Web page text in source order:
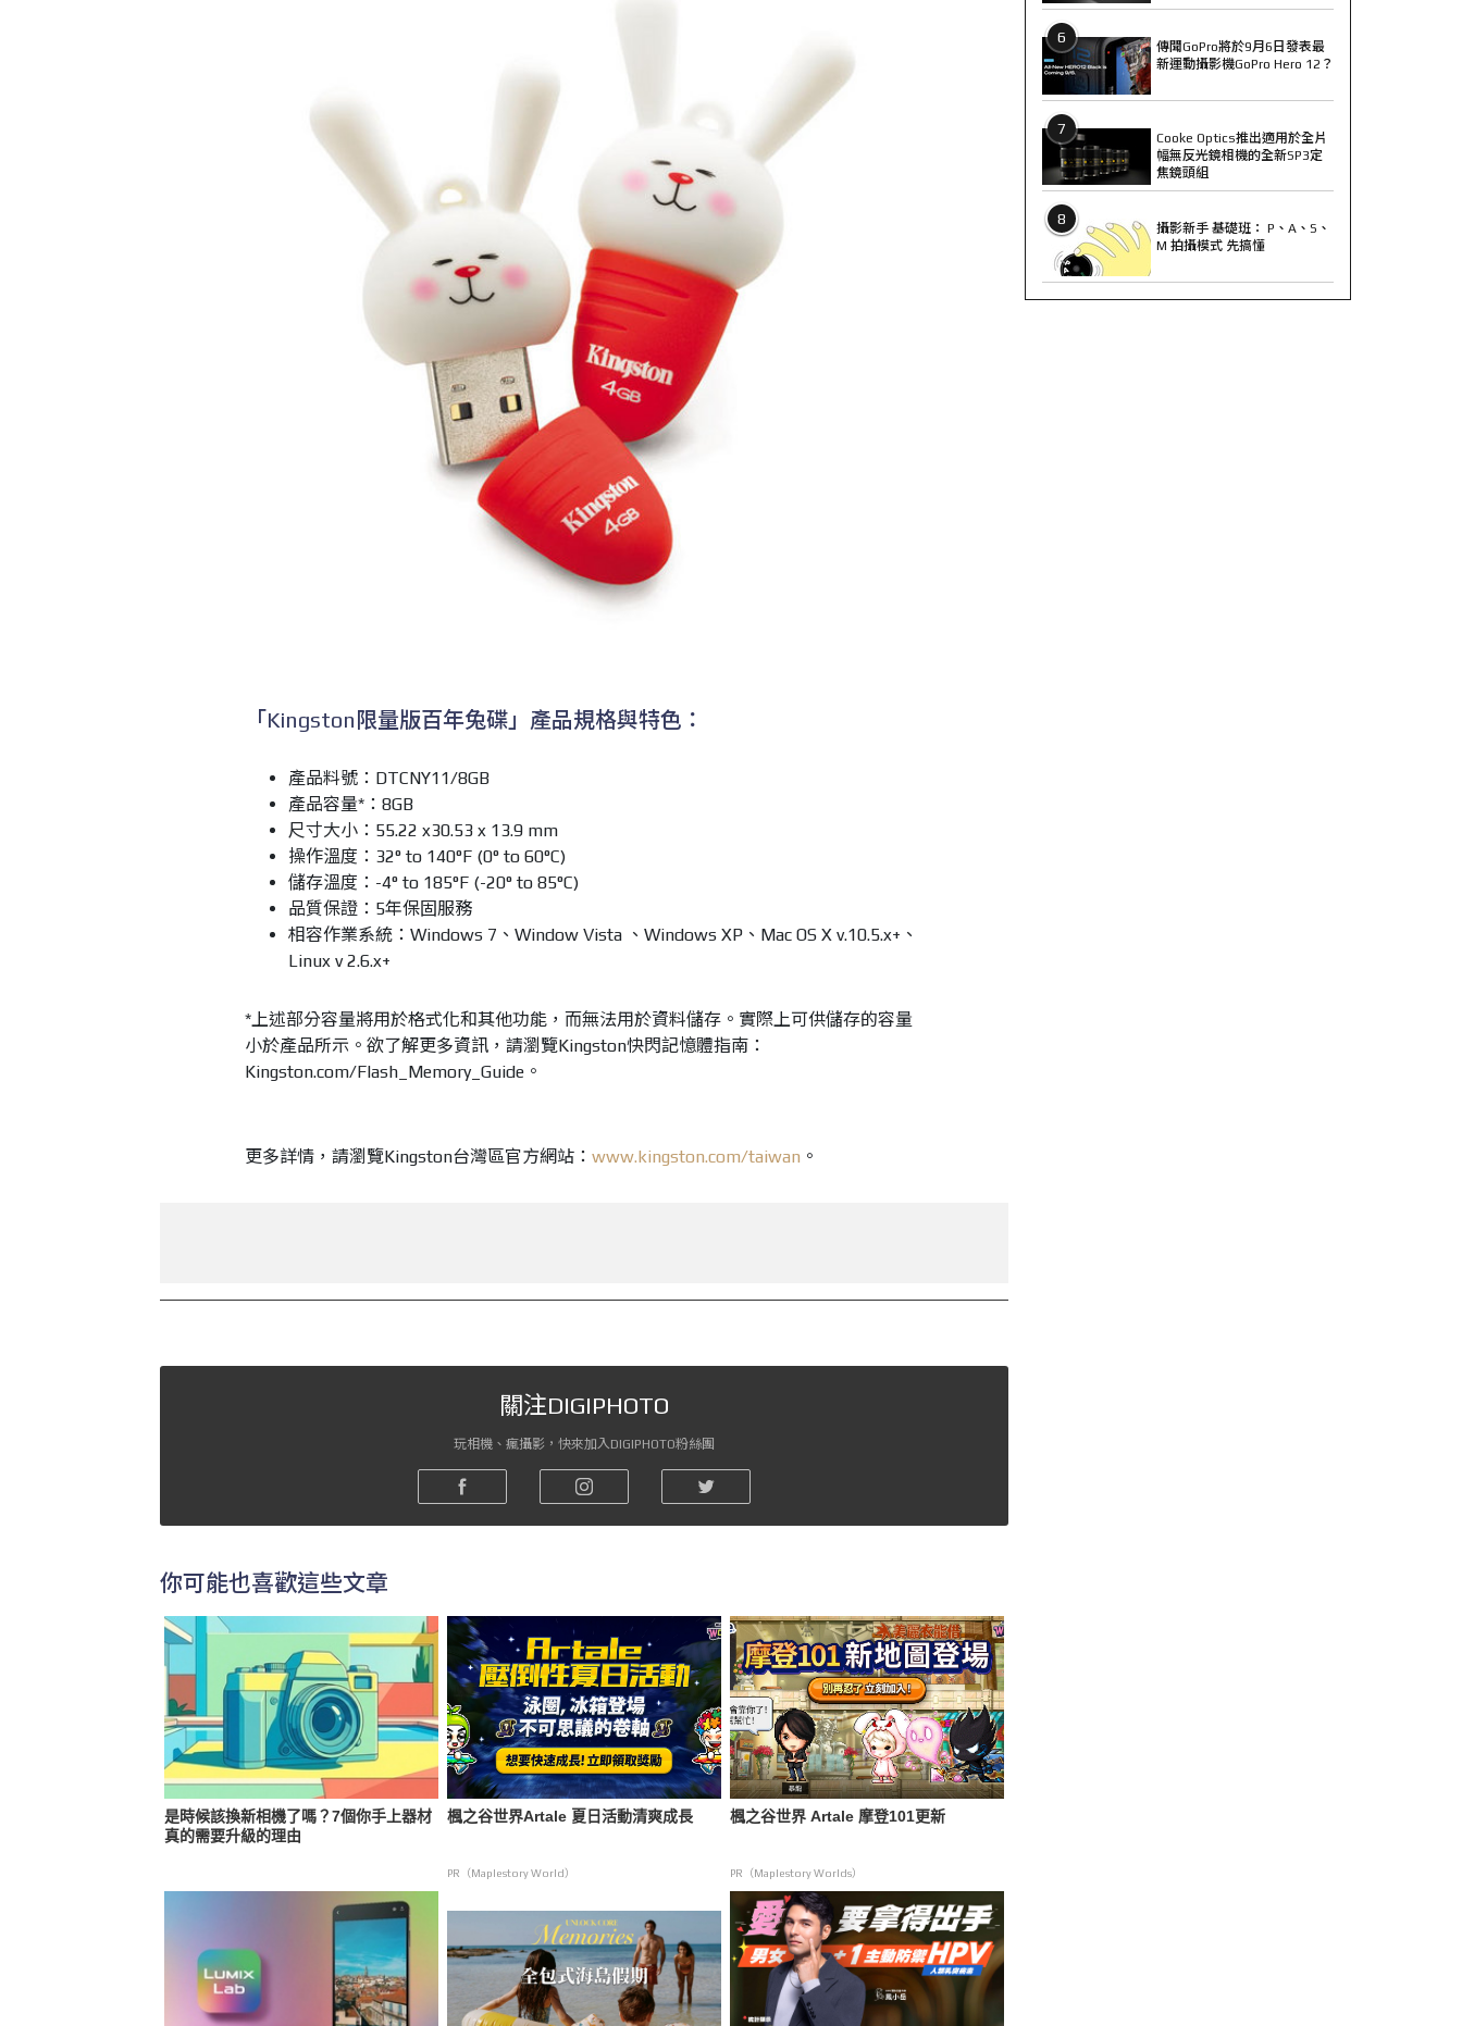
「Kingston限量版百年兔碟」產品規格與特色：
產品料號：DTCNY11/8GB
產品容量*：8GB
尺寸大小：55.22 x30.53 x 13.9 mm
操作溫度：32° to 140°F (0° to 60°C)
儲存溫度：-4° to 185°F (-20° to 85°C)
品質保證：5年保固服務
相容作業系統：Windows 7、Window Vista 、Windows XP、Mac OS X v.10.5.x+、
Linux v 2.6.x+
*上述部分容量將用於格式化和其他功能，而無法用於資料儲存。實際上可供儲存的容量
小於產品所示。欲了解更多資訊，請瀏覽Kingston快閃記憶體指南：
Kingston.com/Flash_Memory_Guide。
更多詳情，請瀏覽Kingston台灣區官方網站： www.kingston.com/taiwan 。
關注DIGIPHOTO
玩相機、瘋攝影，快來加入DIGIPHOTO粉絲團
你可能也喜歡這些文章
是時候該換新相機了嗎？7個你手上器材
真的需要升級的理由
楓之谷世界Artale 夏日活動清爽成長
PR（Maplestory World）
楓之谷世界 Artale 摩登101更新
PR（Maplestory Worlds）
6
傳聞GoPro將於9月6日發表最
新運動攝影機GoPro Hero 12？
7
Cooke Optics推出適用於全片
幅無反光鏡相機的全新SP3定
焦鏡頭組
8
攝影新手 基礎班： P、A、S、
M 拍攝模式 先搞懂